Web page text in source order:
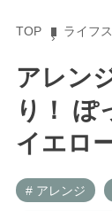
TOP ライフ
アレン
り！ ぽ
イエロ
# アレンジ